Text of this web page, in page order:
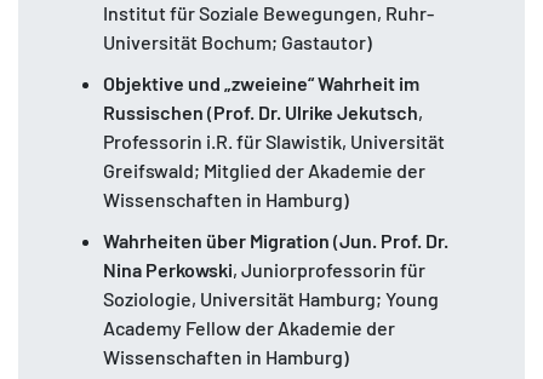
Institut für Soziale Bewegungen, Ruhr-
Universität Bochum; Gastautor)
Objektive und „zweieine“ Wahrheit im
Russischen (Prof. Dr. Ulrike Jekutsch,
Professorin i.R. für Slawistik, Universität
Greifswald; Mitglied der Akademie der
Wissenschaften in Hamburg)
Wahrheiten über Migration (Jun. Prof. Dr.
Nina Perkowski, Juniorprofessorin für
Soziologie, Universität Hamburg; Young
Academy Fellow der Akademie der
Wissenschaften in Hamburg)